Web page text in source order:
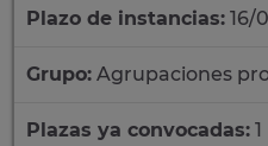
Plazo de instancias: 16/
Grupo: Agrupaciones
Plazas ya convocadas: 1